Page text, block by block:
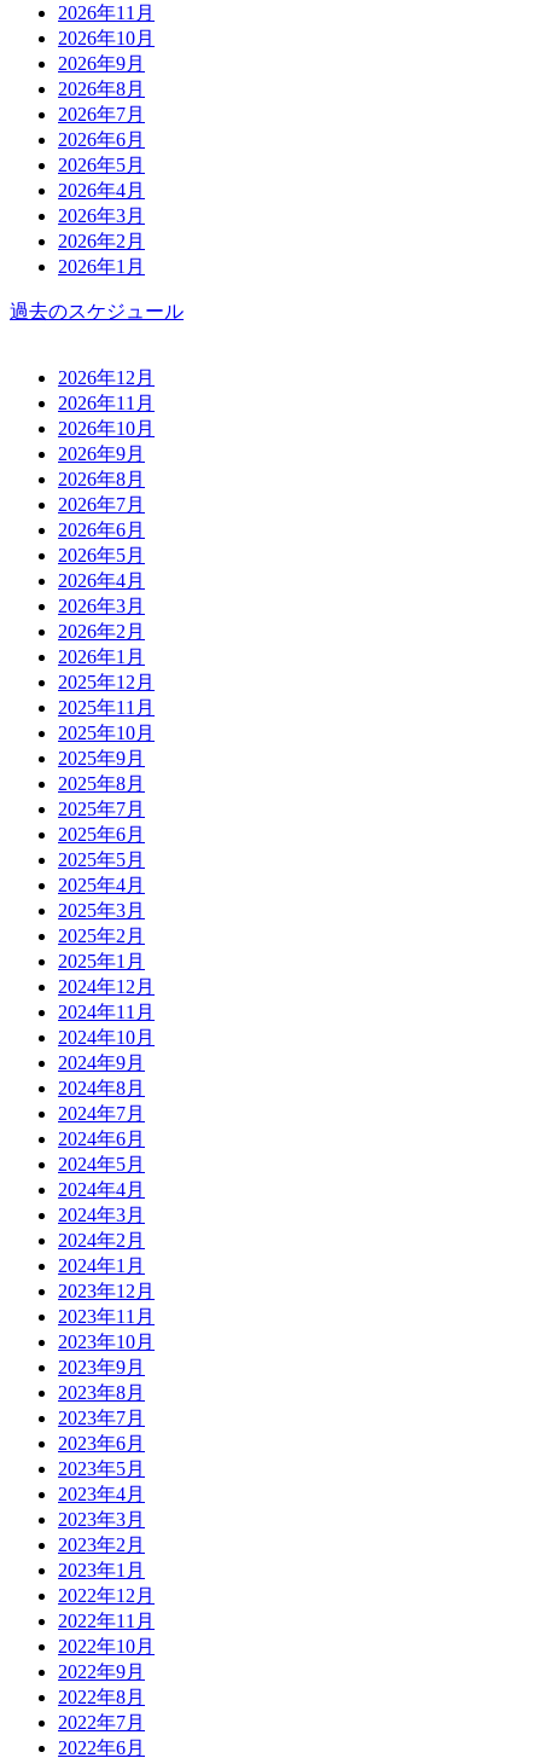
2026年11月
2026年10月
2026年9月
2026年8月
2026年7月
2026年6月
2026年5月
2026年4月
2026年3月
2026年2月
2026年1月
過去のスケジュール
2026年12月
2026年11月
2026年10月
2026年9月
2026年8月
2026年7月
2026年6月
2026年5月
2026年4月
2026年3月
2026年2月
2026年1月
2025年12月
2025年11月
2025年10月
2025年9月
2025年8月
2025年7月
2025年6月
2025年5月
2025年4月
2025年3月
2025年2月
2025年1月
2024年12月
2024年11月
2024年10月
2024年9月
2024年8月
2024年7月
2024年6月
2024年5月
2024年4月
2024年3月
2024年2月
2024年1月
2023年12月
2023年11月
2023年10月
2023年9月
2023年8月
2023年7月
2023年6月
2023年5月
2023年4月
2023年3月
2023年2月
2023年1月
2022年12月
2022年11月
2022年10月
2022年9月
2022年8月
2022年7月
2022年6月